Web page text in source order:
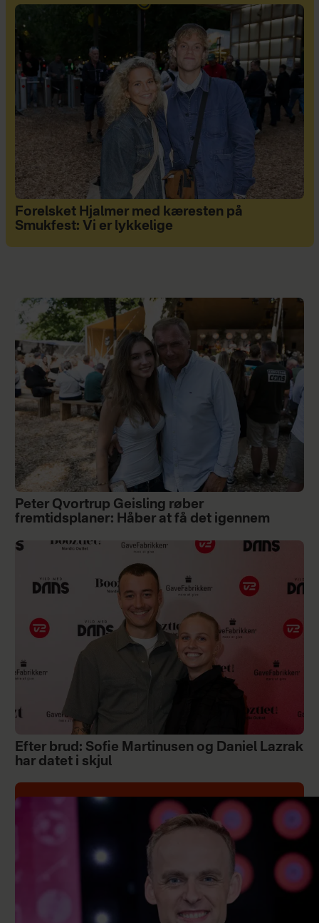
Forelsket Hjalmer med kæresten på
Smukfest: Vi er lykkelige
Peter Qvortrup Geisling røber
fremtidsplaner: Håber at få det igennem
Efter brud: Sofie Martinusen og Daniel Lazrak
har datet i skjul